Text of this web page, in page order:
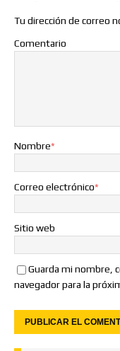
Tu dirección de correo
Comentario
Nombre*
Correo electrónico*
Sitio web
Guarda mi nombre,
navegador para la